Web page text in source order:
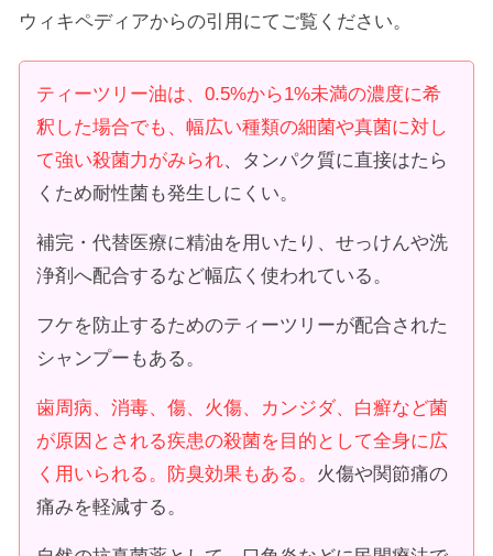
ウィキペディアからの引用にてご覧ください。
ティーツリー油は、0.5%から1%未満の濃度に希
釈した場合でも、幅広い種類の細菌や真菌に対し
て強い殺菌力がみられ、タンパク質に直接はたら
くため耐性菌も発生しにくい。
補完・代替医療に精油を用いたり、せっけんや洗
浄剤へ配合するなど幅広く使われている。
フケを防止するためのティーツリーが配合された
シャンプーもある。
歯周病、消毒、傷、火傷、カンジダ、白癬など菌
が原因とされる疾患の殺菌を目的として全身に広
く用いられる。防臭効果もある。 火傷や関節痛の
痛みを軽減する。